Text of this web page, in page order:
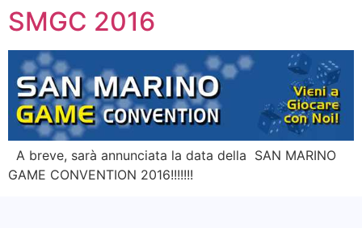
SMGC 2016
A breve, sarà annunciata la data della SAN MARINO
GAME CONVENTION 2016!!!!!!!